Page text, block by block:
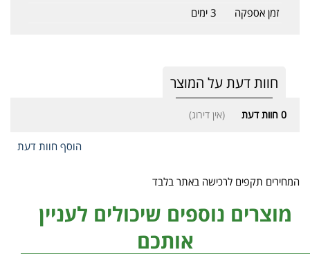
זמן אספקה
3 ימים
חוות דעת על המוצר
0 חוות דעת (אין דירוג)
הוסף חוות דעת
המחירים תקפים לרכישה באתר בלבד
מוצרים נוספים שיכולים לעניין
אותכם